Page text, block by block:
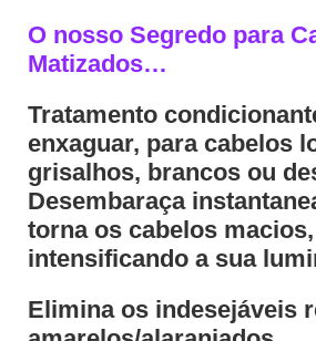
O nosso Segredo para
Matizados…
Tratamento
enxaguar, para cabelos
grisalhos, brancos ou
Desembaraça
torna os cabelos macios,
intensificando a sua
Elimina os indesejáveis